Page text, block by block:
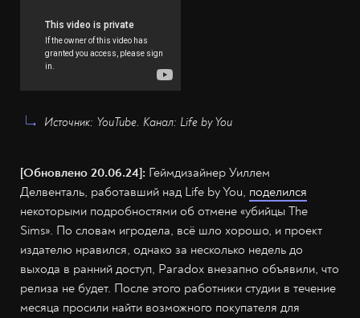
Источник: YouTube. Канал: Life by You
[Обновлено 20.06.24]: Геймдизайнер Уиллем
Делвенталь, работавший над Life by You, поделился
некоторыми подробностями об отмене «убийцы The
Sims». По словам игродела, всё шло хорошо, и проект
издателю нравился, однако за несколько недель до
выхода в ранний доступ, Paradox внезапно объявили, что
релиза не будет. После этого работники студии в течение
месяца просили найти возможного покупателя для